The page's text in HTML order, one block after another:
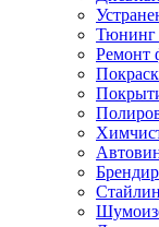
Тюнинг
Ремонт